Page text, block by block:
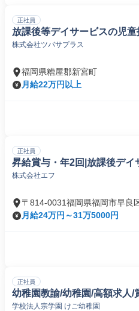
正社員
放課後等デイサービスの児童
株式会社ツバサプラス
福岡県糟屋郡新宮町
月給22万円以上
正社員
昇給賞与・年2回|放課後デイ
株式会社エフ
〒814-0031福岡県福岡市早良
月給24万円～31万5000円
正社員
幼稚園教諭/幼稚園/高額求人/
学校法人宗学園 けご幼稚園